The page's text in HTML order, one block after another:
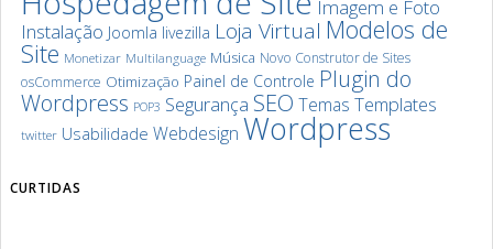
Imagem e Foto
Instalação Joomla livezilla Loja Virtual Modelos de
Site Monetizar Multilanguage Música Novo Construtor de Sites
osCommerce Otimização Painel de Controle Plugin do
Wordpress POP3 Segurança SEO Temas Templates
twitter Usabilidade Webdesign Wordpress
CURTIDAS